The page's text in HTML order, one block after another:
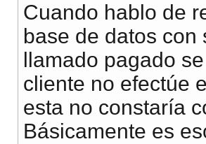
Cuando hablo de
base de datos
llamado pagado
cliente no efectúe
esta no constaría
Básicamente es